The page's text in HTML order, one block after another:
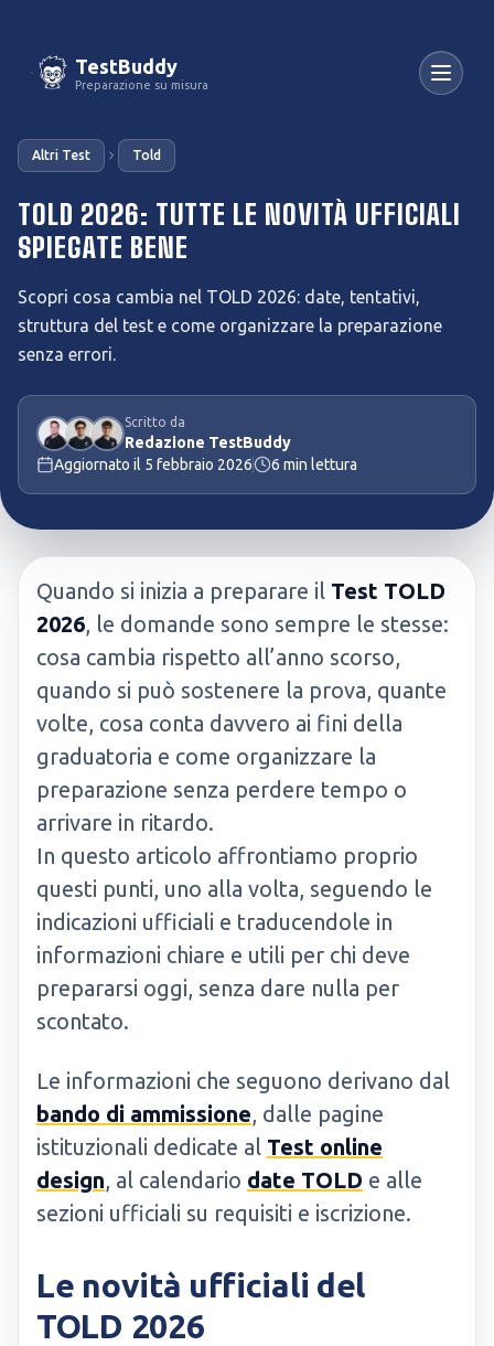
TestBuddy
Preparazione su misura
Altri Test Told
TOLD 2026: TUTTE LE NOVITÀ UFFICIALI
SPIEGATE BENE
Scopri cosa cambia nel TOLD 2026: date, tentativi,
struttura del test e come organizzare la preparazione
senza errori.
Scritto da
Redazione TestBuddy
Aggiornato il 5 febbraio 2026 6 min lettura
Quando si inizia a preparare il Test TOLD
2026, le domande sono sempre le stesse:
cosa cambia rispetto all’anno scorso,
quando si può sostenere la prova, quante
volte, cosa conta davvero ai fini della
graduatoria e come organizzare la
preparazione senza perdere tempo o
arrivare in ritardo.
In questo articolo affrontiamo proprio
questi punti, uno alla volta, seguendo le
indicazioni ufficiali e traducendole in
informazioni chiare e utili per chi deve
prepararsi oggi, senza dare nulla per
scontato.
Le informazioni che seguono derivano dal
bando di ammissione, dalle pagine
istituzionali dedicate al Test online
design, al calendario date TOLD e alle
sezioni ufficiali su requisiti e iscrizione.
Le novità ufficiali del
TOLD 2026